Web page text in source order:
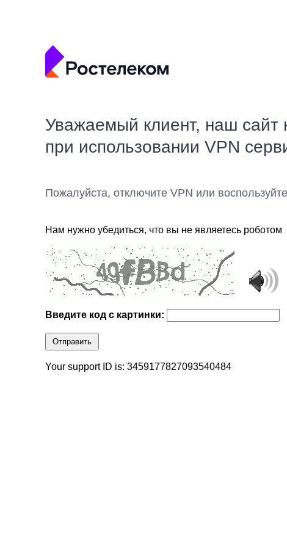
Уважаемый клиент, наш сайт
при использовании VPN
Пожалуйста, отключите VPN или
Нам нужно убедиться, что вы не являетесь роботом
Введите код с картинки:
Отправить
Your support ID is: 3459177827093540484